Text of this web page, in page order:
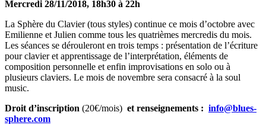
Mercredi 28/11/2018, 18h30 à 22h
La Sphère du Clavier (tous styles) continue ce mois d’octobre avec
Emilienne et Julien comme tous les quatrièmes mercredis du mois.
Les séances se dérouleront en trois temps : présentation de l’écriture
pour clavier et apprentissage de l’interprétation, éléments de
composition personnelle et enfin improvisations en solo ou à
plusieurs claviers. Le mois de novembre sera consacré à la soul
music.
Droit d’inscription (20€/mois) et renseignements : info@blues-
sphere.com